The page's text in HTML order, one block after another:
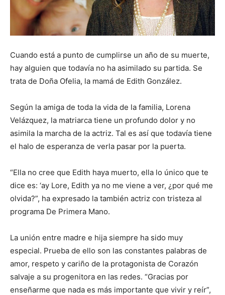
Cuando está a punto de cumplirse un año de su muerte,
hay alguien que todavía no ha asimilado su partida. Se
trata de Doña Ofelia, la mamá de Edith González.
Según la amiga de toda la vida de la familia, Lorena
Velázquez, la matriarca tiene un profundo dolor y no
asimila la marcha de la actriz. Tal es así que todavía tiene
el halo de esperanza de verla pasar por la puerta.
“Ella no cree que Edith haya muerto, ella lo único que te
dice es: ‘ay Lore, Edith ya no me viene a ver, ¿por qué me
olvida?”, ha expresado la también actriz con tristeza al
programa De Primera Mano.
La unión entre madre e hija siempre ha sido muy
especial. Prueba de ello son las constantes palabras de
amor, respeto y cariño de la protagonista de Corazón
salvaje a su progenitora en las redes. “Gracias por
enseñarme que nada es más importante que vivir y reír”,